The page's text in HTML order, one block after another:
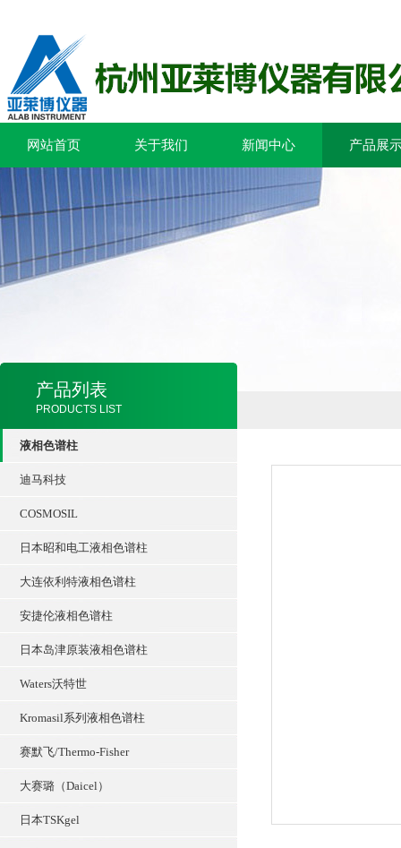
网站首页 关于我们 新闻中心 产品展
产品列表
PRODUCTS LIST
液相色谱柱
迪马科技
COSMOSIL
日本昭和电工液相色谱柱
大连依利特液相色谱柱
安捷伦液相色谱柱
日本岛津原装液相色谱柱
Waters沃特世
Kromasil系列液相色谱柱
赛默飞/Thermo-Fisher
大赛璐（Daicel）
日本TSKgel